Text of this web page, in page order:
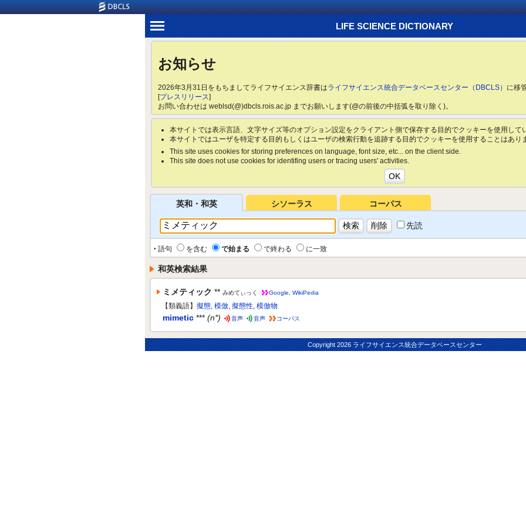
LIFE SCIENCE DICTIONARY
お知らせ
2026年3月31日をもちましてライフサイエンス辞書はライフサイエンス統合データベースセンター（DBCLS） に移
[プレスリリース]
お問い合わせは weblsd(@)dbcls.rois.ac.jp までお願いします(@の前後の中括弧を取り除く)。
本サイトでは表示言語、文字サイズ等のオプション設定をクライアント側で保存する目的でクッキーを使用して
本サイトではユーザを特定する目的もしくはユーザの検索行動を追跡する目的でクッキーを使用することはあり
This site uses cookies for storing preferences on language, font size, etc... on the client side.
This site does not use cookies for identifing users or tracing users' activities.
英和・和英 シソーラス コーパス
先読
‣ 語句 を含む で始まる で終わる
に一致
和英検索結果
ミメティック ** みめてぃっく Google WikiPedia
【類義語】 擬態, 模倣, 擬態性, 模倣物
mimetic *** (n*) 音声 音声 コーパス
Copyright2026 ライフサイエンス統合データベースセンター